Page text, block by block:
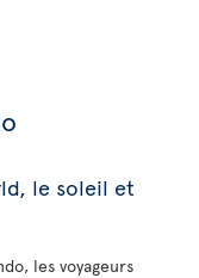
le soleil et
les voyageurs